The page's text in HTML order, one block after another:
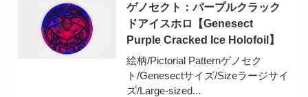
ゲノセクト：パープルクラック
ドアイスホロ【Genesect
Purple Cracked Ice Holofoil】
絵柄/Pictorial Patternゲノセク
ト/Genesectサイズ/Sizeラージサイ
ズ/Large-sized...